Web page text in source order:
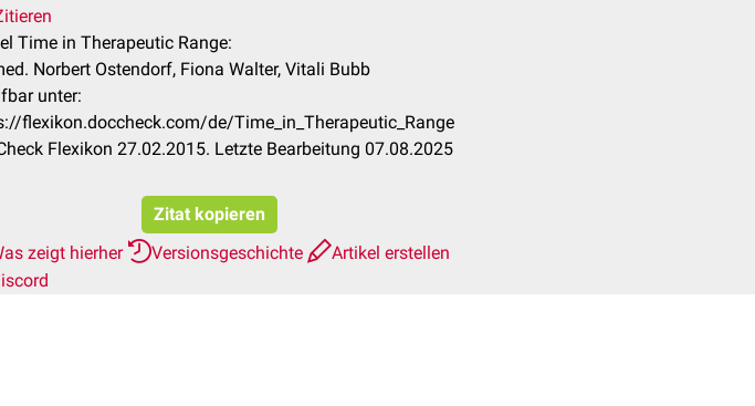
Time in Therapeutic Range:
Norbert Ostendorf, Fiona Walter, Vitali Bubb
unter:
flexikon.doccheck.com/de/Time_in_Therapeutic_Range
Flexikon 27.02.2015. Letzte Bearbeitung 07.08.2025
Zitat kopieren
zeigt hierher
Versionsgeschichte
Artikel erstellen